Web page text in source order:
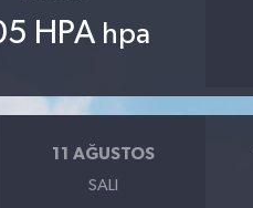
HPA hpa
11 AĞUSTOS
SALI